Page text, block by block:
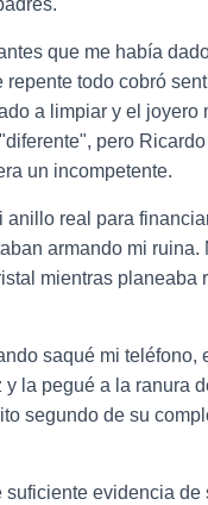
que me había
todo cobró
a limpiar y el joyero
pero
un incompetente.
anillo real para
armando mi ruina.
mientras planeaba
saqué mi teléfono,
la pegué a la ranura
segundo de su
suficiente evidencia de